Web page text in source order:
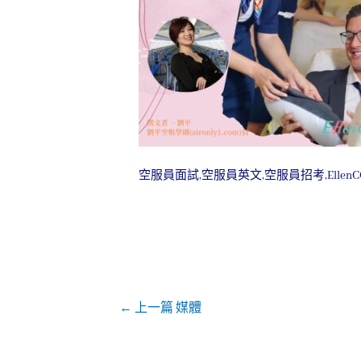
空服員面試,空服員英文,空服員招考
← 上一篇 媒體